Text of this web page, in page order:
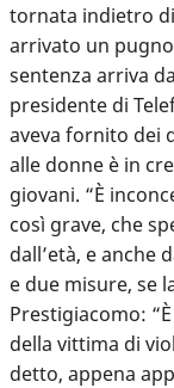
tornata indietro
arrivato un
sentenza arriva
presidente di
aveva fornito dei
alle donne è in
giovani. “È
così grave, che
dall’età, e anche
e due misure, se
Prestigiacomo:
della vittima di
detto, appena